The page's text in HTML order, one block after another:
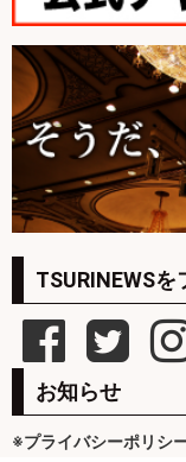
TSURINEWS
お知らせ
※プライバシーポリシ